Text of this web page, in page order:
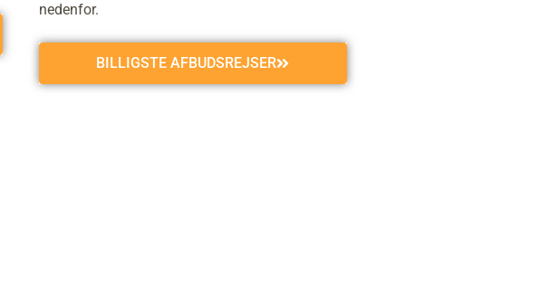
nedenfor.
BILLIGSTE AFBUDSREJSER